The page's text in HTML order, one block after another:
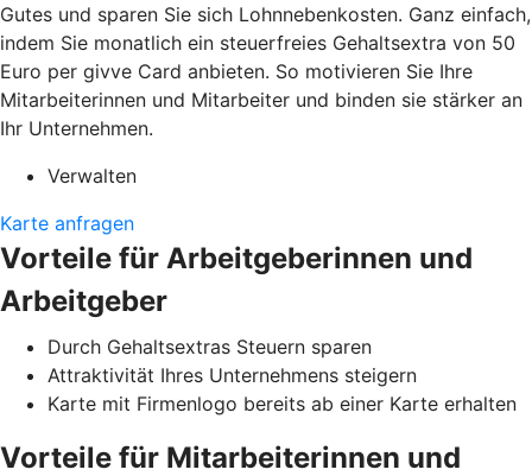
Gutes und sparen Sie sich Lohnnebenkosten. Ganz einfach,
indem Sie monatlich ein steuerfreies Gehaltsextra von 50
Euro per givve Card anbieten. So motivieren Sie Ihre
Mitarbeiterinnen und Mitarbeiter und binden sie stärker an
Ihr Unternehmen.
Verwalten
Karte anfragen
Vorteile für Arbeitgeberinnen und
Arbeitgeber
Durch Gehaltsextras Steuern sparen
Attraktivität Ihres Unternehmens steigern
Karte mit Firmenlogo bereits ab einer Karte erhalten
Vorteile für Mitarbeiterinnen und